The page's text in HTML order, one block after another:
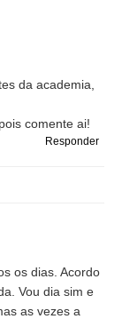
da academia,
comente ai!
Responder
os dias. Acordo
Vou dia sim e
as vezes a